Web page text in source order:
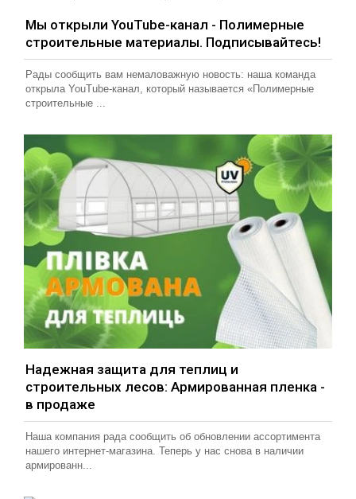
Мы открыли YouTube-канал - Полимерные
строительные материалы. Подписывайтесь!
Рады сообщить вам немаловажную новость: наша команда
открыла YouTube-канал, который называется «Полимерные
строительные ...
Надежная защита для теплиц и
строительных лесов: Армированная пленка -
в продаже
Наша компания рада сообщить об обновлении ассортимента
нашего интернет-магазина. Теперь у нас снова в наличии
армированн...